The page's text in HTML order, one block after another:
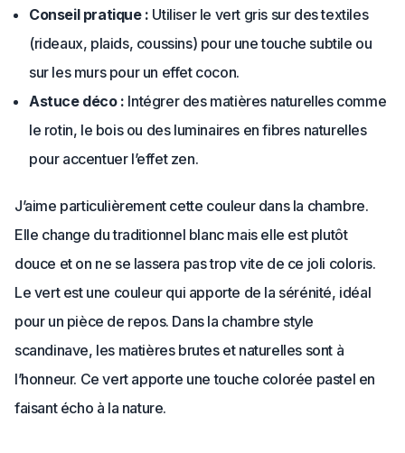
Conseil pratique : Utiliser le vert gris sur des textiles
(rideaux, plaids, coussins) pour une touche subtile ou
sur les murs pour un effet cocon.
Astuce déco : Intégrer des matières naturelles comme
le rotin, le bois ou des luminaires en fibres naturelles
pour accentuer l’effet zen.
J’aime particulièrement cette couleur dans la chambre.
Elle change du traditionnel blanc mais elle est plutôt
douce et on ne se lassera pas trop vite de ce joli coloris.
Le vert est une couleur qui apporte de la sérénité, idéal
pour un pièce de repos. Dans la chambre style
scandinave, les matières brutes et naturelles sont à
l’honneur. Ce vert apporte une touche colorée pastel en
faisant écho à la nature.